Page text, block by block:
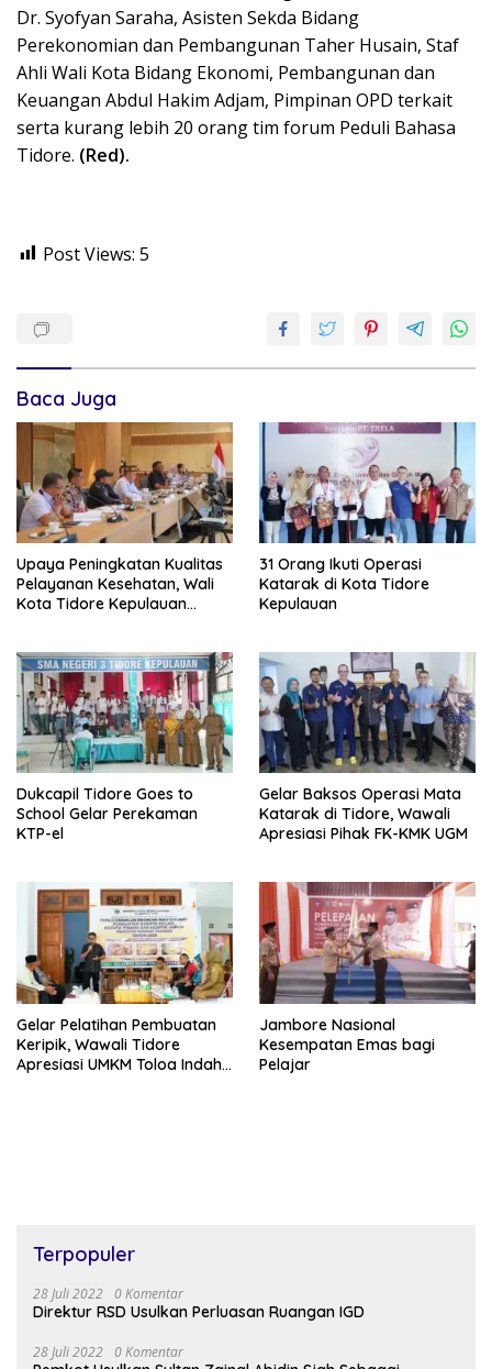
Dr. Syofyan Saraha, Asisten Sekda Bidang
Perekonomian dan Pembangunan Taher Husain, Staf
Ahli Wali Kota Bidang Ekonomi, Pembangunan dan
Keuangan Abdul Hakim Adjam, Pimpinan OPD terkait
serta kurang lebih 20 orang tim forum Peduli Bahasa
Tidore. (Red).
Post Views: 5
Baca Juga
Upaya Peningkatan Kualitas
Pelayanan Kesehatan, Wali
Kota Tidore Kepulauan
31 Orang Ikuti Operasi
Katarak di Kota Tidore
Kepulauan
Dukcapil Tidore Goes to
School Gelar Perekaman
KTP-el
Gelar Baksos Operasi Mata
Katarak di Tidore, Wawali
Apresiasi Pihak FK-KMK UGM
Gelar Pelatihan Pembuatan
Keripik, Wawali Tidore
Apresiasi UMKM Toloa Indah
Jambore Nasional
Kesempatan Emas bagi
Pelajar
Terpopuler
28 Juli 2022 0 Komentar
Direktur RSD Usulkan Perluasan Ruangan IGD
28 Juli 2022 0 Komentar